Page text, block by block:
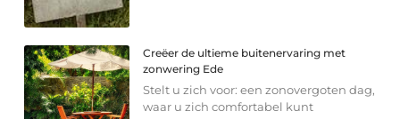
Creëer de ultieme buitenervaring met
zonwering Ede
Stelt u zich voor: een zonovergoten dag,
waar u zich comfortabel kunt